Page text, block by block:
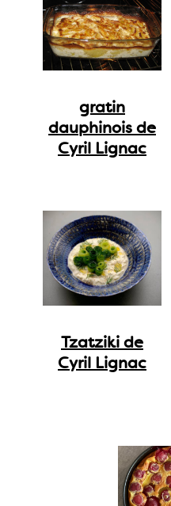
gratin
dauphinois de
Cyril Lignac
Tzatziki de
Cyril Lignac